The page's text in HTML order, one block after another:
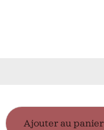
Ajouter au panier